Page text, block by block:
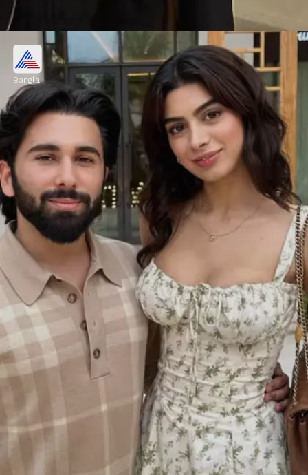
স্টার কিড
স্টার কিডদের জীবন নিয়ে সব সময় সকলেই থাকেন
মুখিয়ে। তাদের জীবন নিয়ে জানতে চান সকল তথ্য।
Image credits: Social Media
Bangla